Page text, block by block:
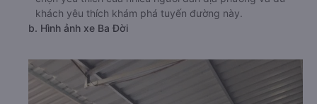
khách yêu thích khám phá tuyến đường này.
b. Hình ảnh xe Ba Đời